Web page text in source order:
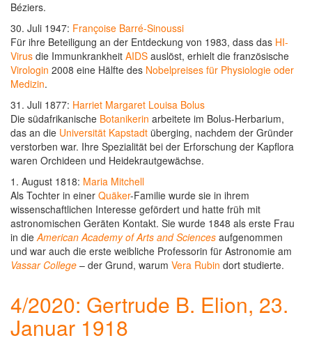
Béziers.
30. Juli 1947: Françoise Barré-Sinoussi
Für ihre Beteiligung an der Entdeckung von 1983, dass das HI-
Virus die Immunkrankheit AIDS auslöst, erhielt die französische
Virologin 2008 eine Hälfte des Nobelpreises für Physiologie oder
Medizin.
31. Juli 1877: Harriet Margaret Louisa Bolus
Die südafrikanische Botanikerin arbeitete im Bolus-Herbarium,
das an die Universität Kapstadt überging, nachdem der Gründer
verstorben war. Ihre Spezialität bei der Erforschung der Kapflora
waren Orchideen und Heidekrautgewächse.
1. August 1818: Maria Mitchell
Als Tochter in einer Quäker-Familie wurde sie in ihrem
wissenschaftlichen Interesse gefördert und hatte früh mit
astronomischen Geräten Kontakt. Sie wurde 1848 als erste Frau
in dieAmerican Academy of Arts and Sciences aufgenommen
und war auch die erste weibliche Professorin für Astronomie am
Vassar College – der Grund, warum Vera Rubin dort studierte.
4/2020: Gertrude B. Elion, 23.
Januar 1918